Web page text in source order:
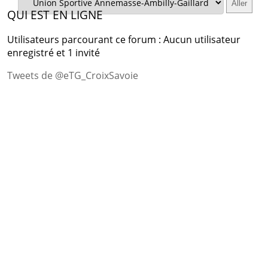
QUI EST EN LIGNE
Utilisateurs parcourant ce forum : Aucun utilisateur
enregistré et 1 invité
Tweets de @eTG_CroixSavoie